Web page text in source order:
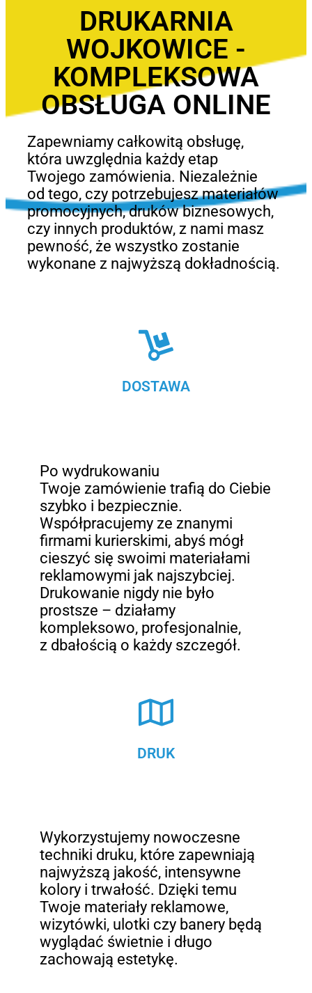
DRUKARNIA
WOJKOWICE -
KOMPLEKSOWA
OBSŁUGA ONLINE
Zapewniamy całkowitą obsługę,
która uwzględnia każdy etap
Twojego zamówienia. Niezależnie
od tego, czy potrzebujesz materiałów
promocyjnych, druków biznesowych,
czy innych produktów, z nami masz
pewność, że wszystko zostanie
wykonane z najwyższą dokładnością.
DRUK
Wykorzystujemy nowoczesne
techniki druku, które zapewniają
najwyższą jakość, intensywne
kolory i trwałość. Dzięki temu
Twoje materiały reklamowe,
wizytówki, ulotki czy banery będą
wyglądać świetnie i długo
zachowają estetykę.
DOSTAWA
Po wydrukowaniu
Twoje zamówienie trafią do Ciebie
szybko i bezpiecznie.
Współpracujemy ze znanymi
firmami kurierskimi, abyś mógł
cieszyć się swoimi materiałami
reklamowymi jak najszybciej.
Drukowanie nigdy nie było
prostsze – działamy
kompleksowo, profesjonalnie,
z dbałością o każdy szczegół.